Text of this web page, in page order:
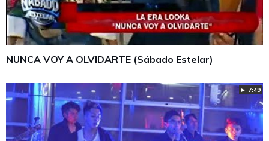
NUNCA VOY A OLVIDARTE (Sábado Estelar)
► 7:49